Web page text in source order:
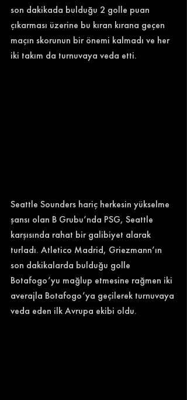
son dakikada bulduğu 2 golle puan
çıkarması üzerine bu kıran kırana geçen
maçın skorunun bir önemi kalmadı ve her
iki takım da turnuvaya veda etti.
Seattle Sounders hariç herkesin yükselme
şansı olan B Grubu’nda PSG, Seattle
karşısında rahat bir galibiyet alarak
turladı. Atletico Madrid, Griezmann’ın
son dakikalarda bulduğu golle
Botafogo’yu mağlup etmesine rağmen iki
averajla Botafogo’ya geçilerek turnuvaya
veda eden ilk Avrupa ekibi oldu.